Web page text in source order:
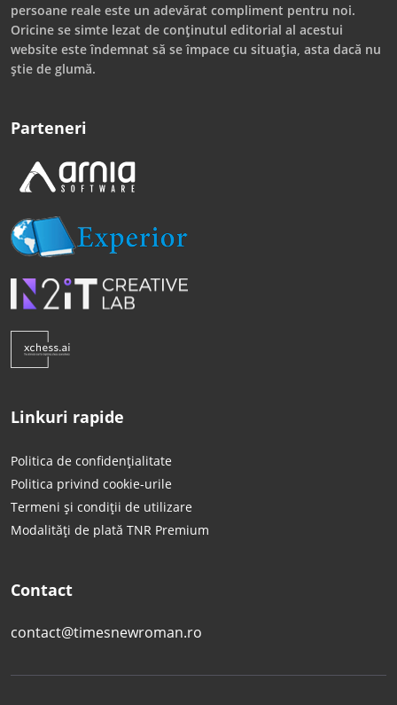
persoane reale este un adevărat compliment pentru noi.
Oricine se simte lezat de conținutul editorial al acestui
website este îndemnat să se împace cu situația, asta dacă nu
știe de glumă.
Parteneri
Linkuri rapide
Politica de confidențialitate
Politica privind cookie-urile
Termeni și condiții de utilizare
Modalități de plată TNR Premium
Contact
contact@timesnewroman.ro